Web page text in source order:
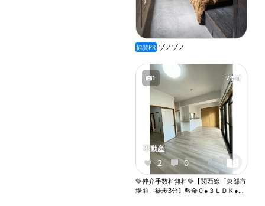
協賛PR ゾノゾノ
1 7年前
2 0
💚仲介手数料無料💚【関西線「東部市
場前」徒歩3分】敷金０●３ＬＤＫ●バ
不動産